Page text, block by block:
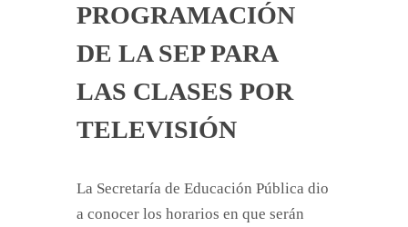
PROGRAMACIÓN
DE LA SEP PARA
LAS CLASES POR
TELEVISIÓN
La Secretaría de Educación Pública dio
a conocer los horarios en que serán